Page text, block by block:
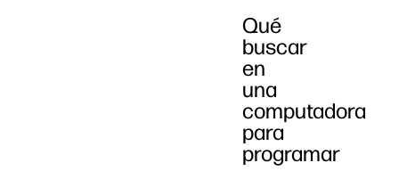
Qué
buscar
en
una
computadora
para
programar